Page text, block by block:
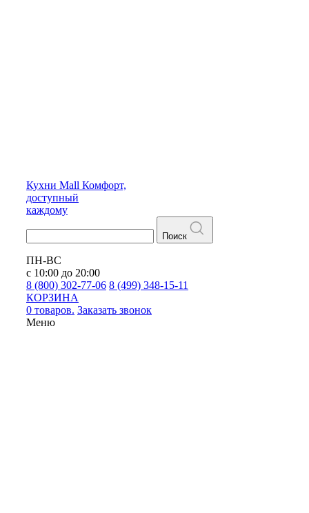
Кухни Mall Комфорт,
доступный
каждому
Поиск
ПН-ВС
с 10:00 до 20:00
8 (800) 302-77-06 8 (499) 348-15-11
КОРЗИНА
0 товаров. Заказать звонок
Меню